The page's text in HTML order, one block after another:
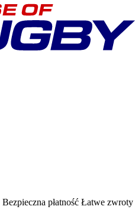
Bezpieczna płatność Łatwe zwroty